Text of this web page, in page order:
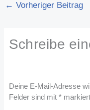
← Vorheriger Beitrag
Schreibe
Deine E-Mail-Adresse
Felder sind mit* markiert